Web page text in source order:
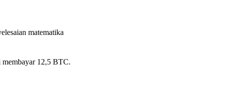
matematika
membayar 12,5 BTC.